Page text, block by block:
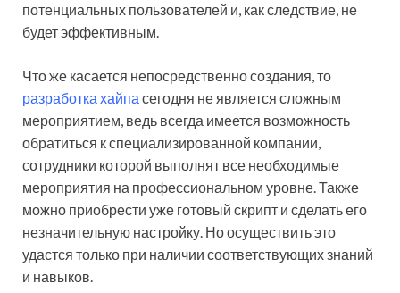
потенциальных пользователей и, как следствие, не
будет эффективным.
Что же касается непосредственно создания, то
разработка хайпа сегодня не является сложным
мероприятием, ведь всегда имеется возможность
обратиться к специализированной компании,
сотрудники которой выполнят все необходимые
мероприятия на профессиональном уровне. Также
можно приобрести уже готовый скрипт и сделать его
незначительную настройку. Но осуществить это
удастся только при наличии соответствующих знаний
и навыков.